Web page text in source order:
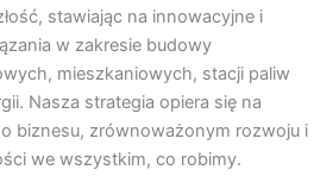
stawiając na innowacyjne i
w zakresie budowy
mieszkaniowych, stacji paliw
Nasza strategia opiera się na
biznesu, zrównoważonym rozwoju i
we wszystkim, co robimy.